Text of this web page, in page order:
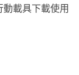
載具下載使用